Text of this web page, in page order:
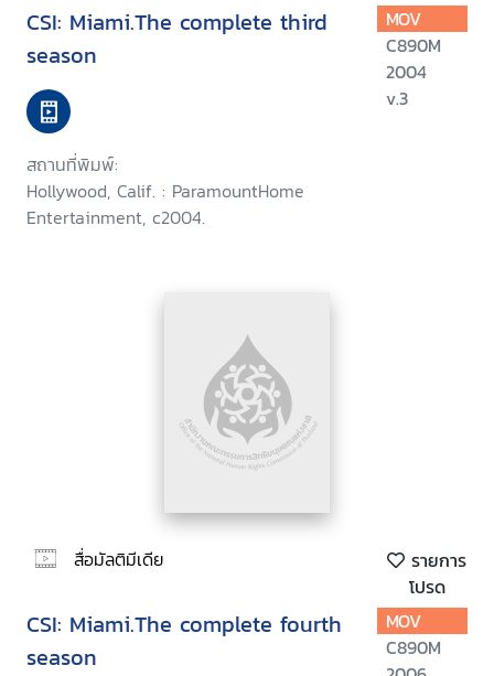
CSI: Miami.The complete third
season
สถานที่พิมพ์:
Hollywood, Calif. : ParamountHome
Entertainment, c2004.
MOV
C890M
2004
v.3
สื่อมัลติมีเดีย
รายการ
โปรด
CSI: Miami.The complete fourth
season
MOV
C890M